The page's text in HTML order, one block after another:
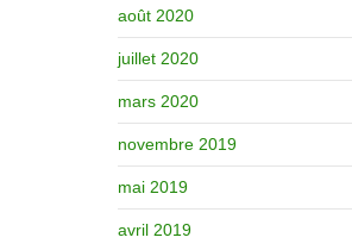
août 2020
juillet 2020
mars 2020
novembre 2019
mai 2019
avril 2019